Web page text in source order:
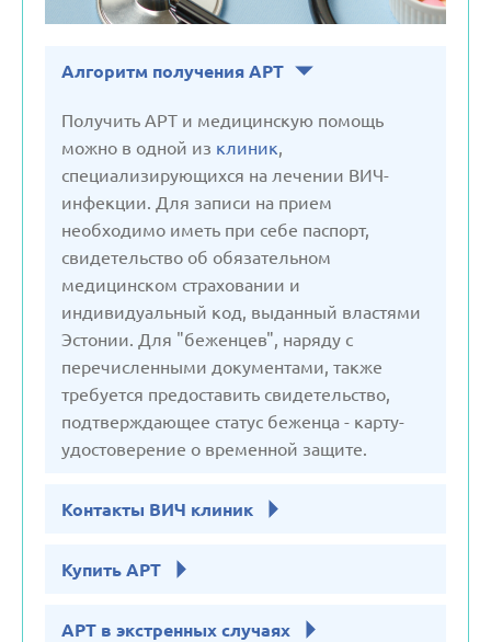
Алгоритм получения АРТ
Получить АРТ и медицинскую помощь
можно в одной из клиник,
специализирующихся на лечении ВИЧ-
инфекции. Для записи на прием
необходимо иметь при себе паспорт,
свидетельство об обязательном
медицинском страховании и
индивидуальный код, выданный властями
Эстонии. Для "беженцев", наряду с
перечисленными документами, также
требуется предоставить свидетельство,
подтверждающее статус беженца - карту-
удостоверение о временной защите.
Контакты ВИЧ клиник
Купить АРТ
АРТ в экстренных случаях
Узбекистан
Франция
Черногория
Чехия
Швейцария
Швеция
Эстония